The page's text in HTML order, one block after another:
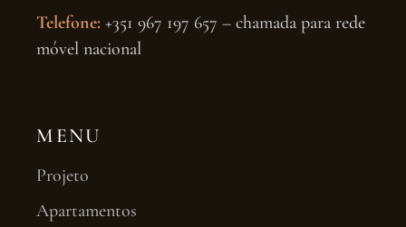
Telefone: +351 967 197 657 – chamada para rede
móvel nacional
MENU
Projeto
Apartamentos